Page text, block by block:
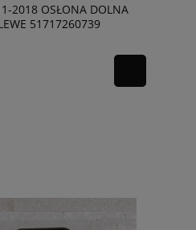
2018 OSŁONA DOLNA
51717260739